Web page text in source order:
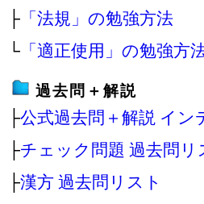
├ 「法規」の勉強方法
└ 「適正使用」の勉強方
過去問＋解説
├公式過去問＋解説 イン
├チェック問題 過去問リ
├漢方 過去問リスト